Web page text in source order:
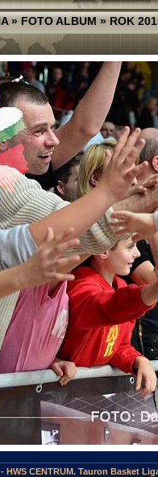
»FOTO ALBUM»ROK
- HWS CENTRUM. Tauron Basket